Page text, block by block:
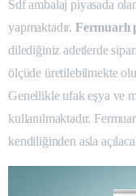
Sdf ambalaj piyasada
yapmaktadır. Fermuarlı
dilediğiniz adetlerde
ölçüde üretilebilmekte
Genellikle ufak eşya ve
kullanılmaktadır.
kendiliğinden asla